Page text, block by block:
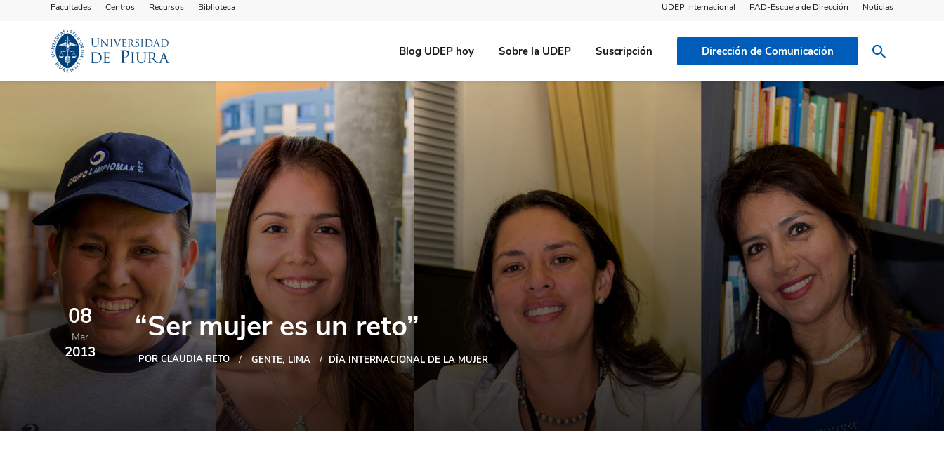
Facultades Centros Recursos Biblioteca UDEP Internacional PAD-Escuela de Dirección Noticias
Blog UDEP hoy Sobre la UDEP Suscripción Dirección de Comunicación
08
Mar
2013
“Ser mujer es un reto”
POR CLAUDIA RETO GENTE LIMA DÍA INTERNACIONAL DE LA MUJER